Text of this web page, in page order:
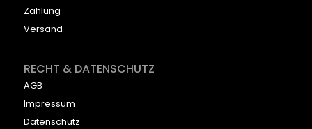
Zahlung
Versand
RECHT & DATENSCHUTZ
AGB
Impressum
Datenschutz